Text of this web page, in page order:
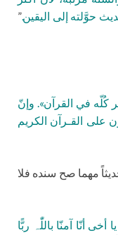
حوَّلته إلى اليقين.”
كُلّه في القرآن». وإنّ
على القـرآن الكريم
مهما صح سنده فلا
أخی أنّا آمنّا باللّٰہ ربًّا